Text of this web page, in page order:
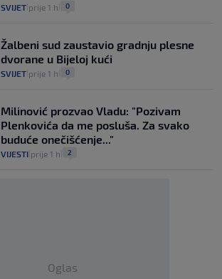
SVIJET prije 1 h 0
Žalbeni sud zaustavio gradnju plesne
dvorane u Bijeloj kući
SVIJET prije 1 h 0
Milinović prozvao Vladu: "Pozivam
Plenkovića da me posluša. Za svako
buduće onečišćenje..."
VIJESTI prije 1 h 2
Oglas